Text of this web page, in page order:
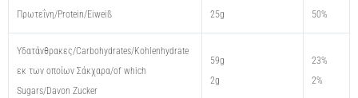
Πρωτεΐνη/Protein/Eiweiß 25g 50%
Υδατάνθρακες/Carbohydrates/Kohlenhydrate
εκ των οποίων Σάκχαρα/of which
Sugars/Davon Zucker
59g
2g
23%
2%